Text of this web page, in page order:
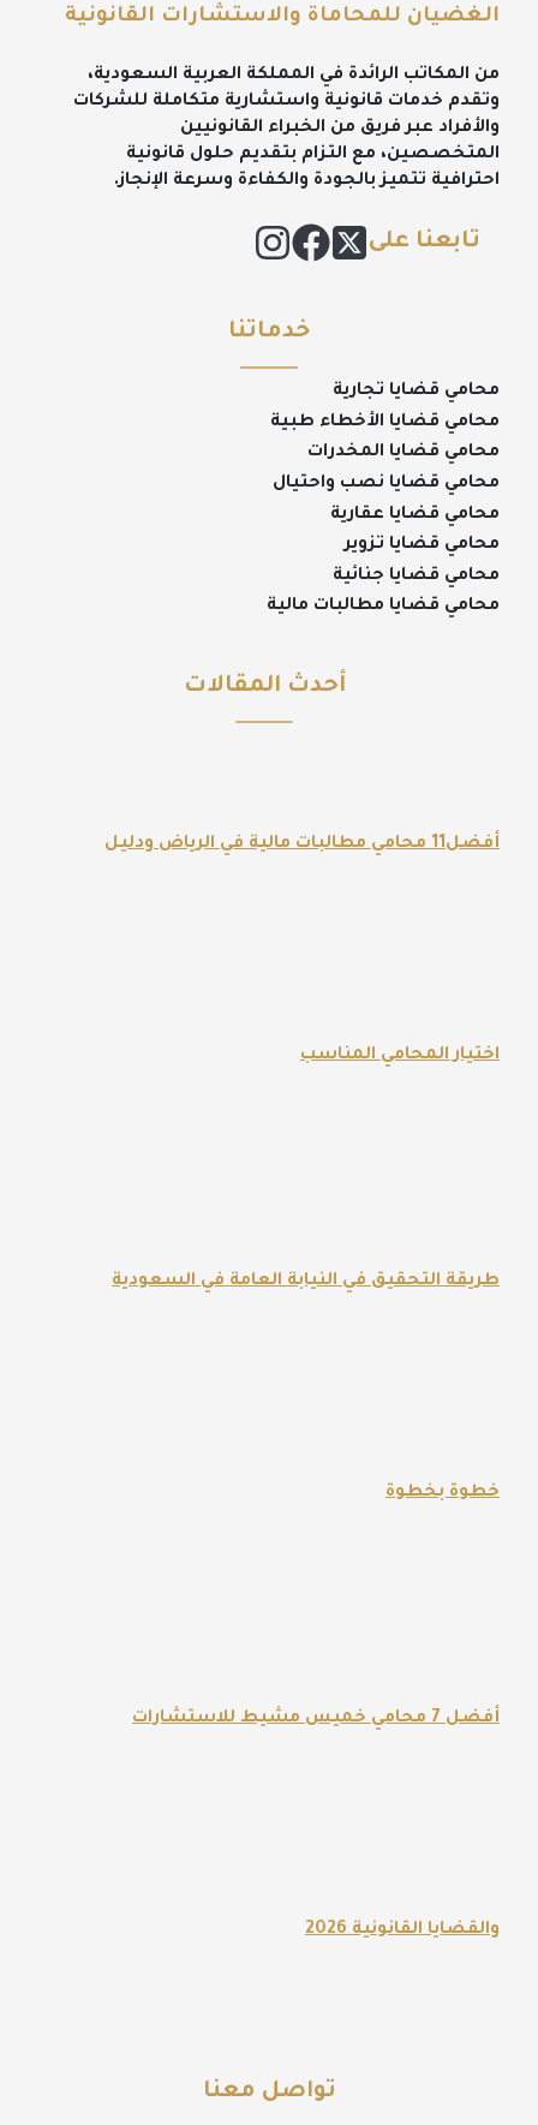
الغضيان للمحاماة والاستشارات القانونية
من المكاتب الرائدة في المملكة العربية السعودية،
وتقدم خدمات قانونية واستشارية متكاملة للشركات
والأفراد عبر فريق من الخبراء القانونيين
المتخصصين، مع التزام بتقديم حلول قانونية
احترافية تتميز بالجودة والكفاءة وسرعة الإنجاز.
تابعنا على
خدماتنا
محامي قضايا تجارية
محامي قضايا الأخطاء طبية
محامي قضايا المخدرات
محامي قضايا نصب واحتيال
محامي قضايا عقارية
محامي قضايا تزوير
محامي قضايا جنائية
محامي قضايا مطالبات مالية
أحدث المقالات
أفضل11 محامي مطالبات مالية في الرياض ودليل
اختيار المحامي المناسب
طريقة التحقيق في النيابة العامة في السعودية
خطوة بخطوة
أفضل 7 محامي خميس مشيط للاستشارات
والقضايا القانونية 2026
تواصل معنا